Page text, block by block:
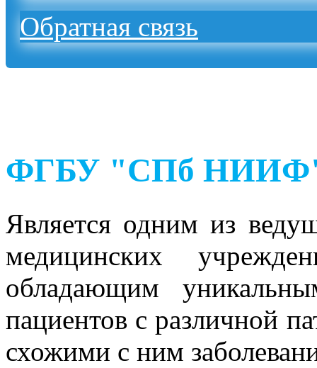
Обратная связь
ФГБУ "СПб НИИФ"
Является одним из
медицинских
обладающим
пациентов с различной
схожими с ним